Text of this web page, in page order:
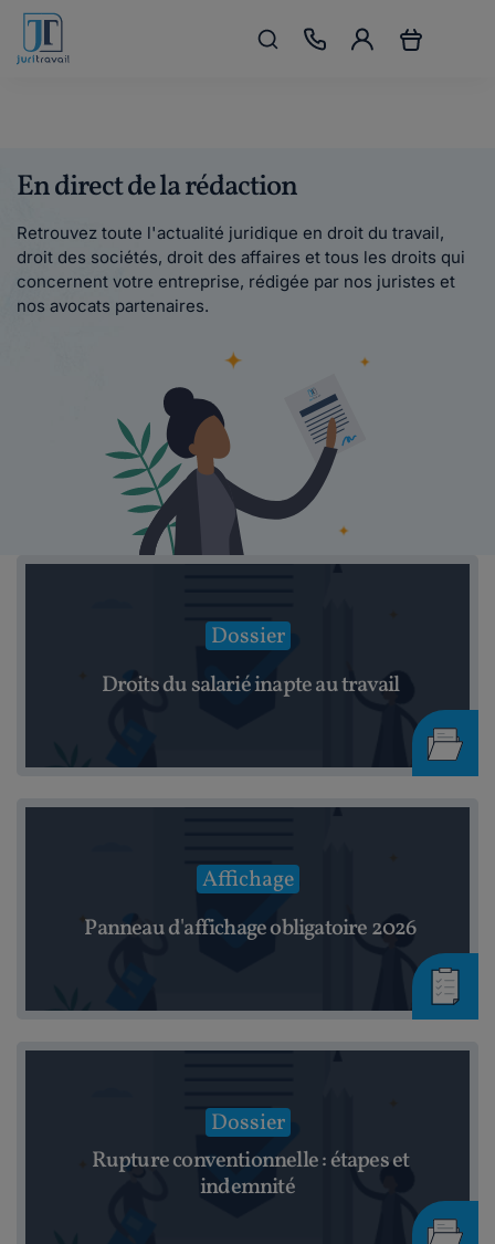
En direct de la rédaction
Retrouvez toute l'actualité juridique en droit du travail,
droit des sociétés, droit des affaires et tous les droits qui
concernent votre entreprise, rédigée par nos juristes et
nos avocats partenaires.
Dossier
Droits du salarié inapte au travail
Affichage
Panneau d'affichage obligatoire 2026
Dossier
Rupture conventionnelle : étapes et
indemnité